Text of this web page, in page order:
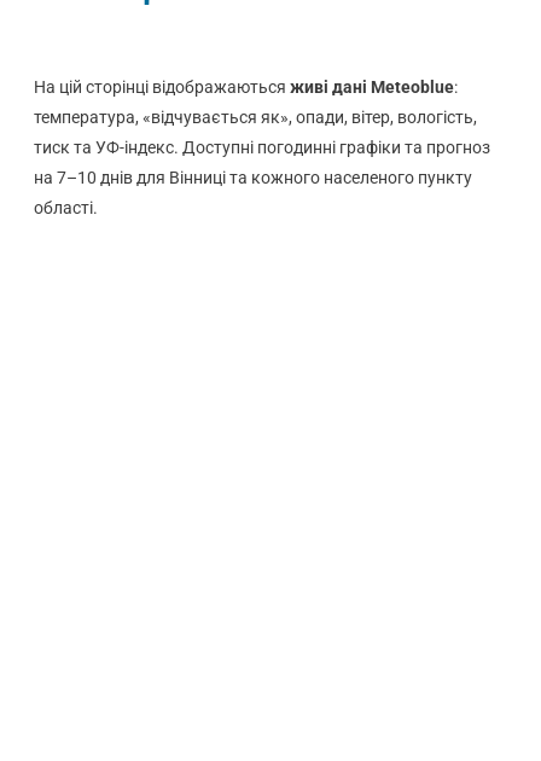
На цій сторінці відображаються живі дані Meteoblue:
температура, «відчувається як», опади, вітер, вологість,
тиск та УФ-індекс. Доступні погодинні графіки та прогноз
на 7–10 днів для Вінниці та кожного населеного пункту
області.